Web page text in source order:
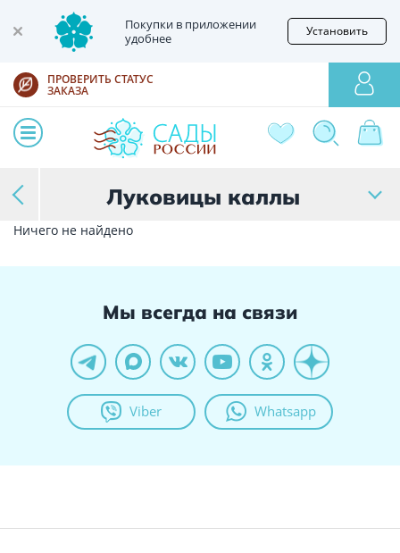
Покупки в приложении
удобнее
Установить
ПРОВЕРИТЬ СТАТУС
ЗАКАЗА
Луковицы каллы
Ничего не найдено
Мы всегда на связи
Viber Whatsapp